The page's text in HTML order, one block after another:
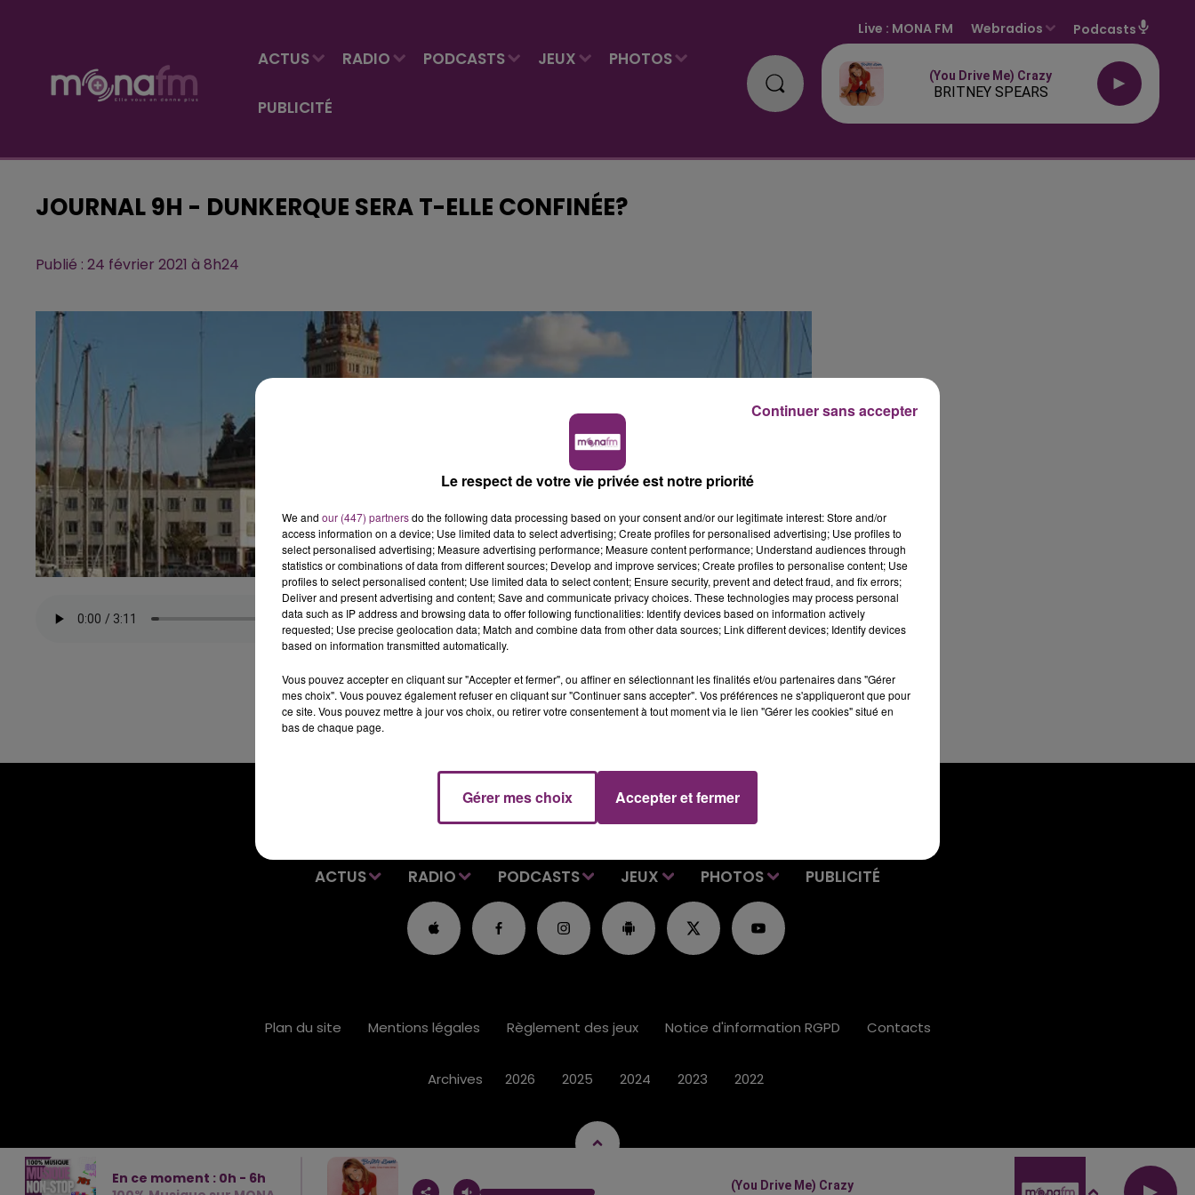
ACTUS RADIO PODCASTS JEUX PHOTOS
PUBLICITÉ
Live : MONA FM Webradios Podcasts
(you Drive Me) Crazy
BRITNEY SPEARS
JOURNAL 9H - DUNKERQUE SERA T-ELLE CONFINÉE?
Publié : 24 février 2021 à 8h24
ACTUS RADIO PODCASTS JEUX PHOTOS PUBLICITÉ
En ce moment : 0h - 6h
(you Drive Me) Crazy
Plan du site Mentions légales Règlement des jeux Notice d'information RGPD Contacts
Archives 2026 2025 2024 2023 2022
Le respect de votre vie privée est notre priorité
We and our (447) partnersdo the following data processing based on your consent and/or our legitimate interest: Store and/or
access information on a device; Use limited data to select advertising; Create profiles for personalised advertising; Use profiles to
select personalised advertising; Measure advertising performance; Measure content performance; Understand audiences through
statistics or combinations of data from different sources; Develop and improve services; Create profiles to personalise content; Use
profiles to select personalised content; Use limited data to select content; Ensure security, prevent and detect fraud, and fix errors;
Deliver and present advertising and content; Save and communicate privacy choices. These technologies may process personal
data such as IP address and browsing data to offer following functionalities: Identify devices based on information actively
requested; Use precise geolocation data; Match and combine data from other data sources; Link different devices; Identify devices
based on information transmitted automatically.
Vous pouvez accepter en cliquant sur "Accepter et fermer", ou affiner en sélectionnant les finalités et/ou partenaires dans "Gérer
mes choix". Vous pouvez également refuser en cliquant sur "Continuer sans accepter". Vos préférences ne s'appliqueront que pour
ce site. Vous pouvez mettre à jour vos choix, ou retirer votre consentement à tout moment via le lien "Gérer les cookies" situé en
bas de chaque page.
Gérer mes choix Accepter et fermer
Continuer sans accepter